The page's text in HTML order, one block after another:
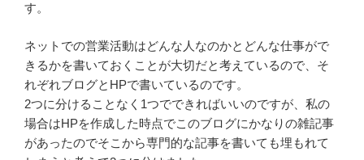
す。
ネットでの営業活動はどんな人なのかとどんな仕事がで
きるかを書いておくことが大切だと考えているので、そ
れぞれブログとHPで書いているのです。
2つに分けることなく1つでできればいいのですが、私の
場合はHPを作成した時点でこのブログにかなりの雑記事
があったのでそこから専門的な記事を書いても埋もれて